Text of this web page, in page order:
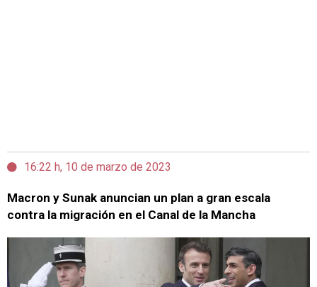
16:22 h, 10 de marzo de 2023
Macron y Sunak anuncian un plan a gran escala
contra la migración en el Canal de la Mancha